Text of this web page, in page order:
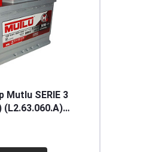
Mutlu SERIE 3
(L2.63.060.A)